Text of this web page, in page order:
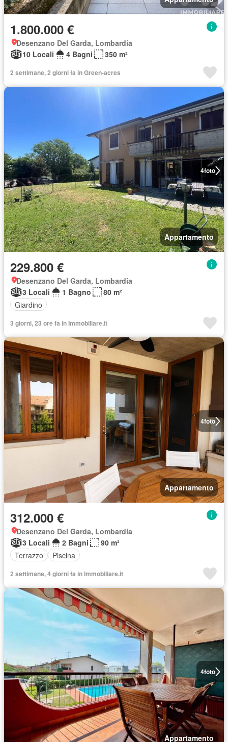
1.800.000 €
Desenzano Del Garda, Lombardia
10 Locali
4 Bagni 350 m²
2 settimane, 2 giorni fa in Green-acres
4foto
Appartamento
229.800 €
Desenzano Del Garda, Lombardia
3 Locali
1 Bagno
80 m²
Giardino
3 giorni, 23 ore fa in Immobiliare.it
4foto
Appartamento
312.000 €
Desenzano Del Garda, Lombardia
3 Locali
2 Bagni
90 m²
Terrazzo
Piscina
2 settimane, 4 giorni fa in Immobiliare.it
4foto
Appartamento